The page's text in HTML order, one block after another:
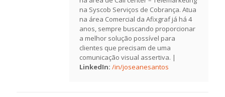
na Syscob Serviços de Cobrança. Atua
na área Comercial da Afixgraf já há 4
anos, sempre buscando proporcionar
a melhor solução possível para
clientes que precisam de uma
comunicação visual assertiva. |
LinkedIn: /in/joseanesantos